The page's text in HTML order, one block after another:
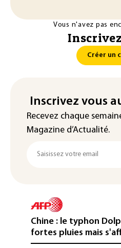
Vous n'avez pas
Créer un
Inscrivez vous
Recevez chaque
Magazine d’Actualité.
Chine : le typhon
fortes pluies mais